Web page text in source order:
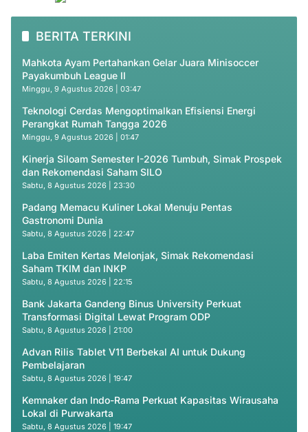
BERITA TERKINI
Mahkota Ayam Pertahankan Gelar Juara Minisoccer
Payakumbuh League II
Minggu, 9 Agustus 2026 | 03:47
Teknologi Cerdas Mengoptimalkan Efisiensi Energi
Perangkat Rumah Tangga 2026
Minggu, 9 Agustus 2026 | 01:47
Kinerja Siloam Semester I-2026 Tumbuh, Simak Prospek
dan Rekomendasi Saham SILO
Sabtu, 8 Agustus 2026 | 23:30
Padang Memacu Kuliner Lokal Menuju Pentas
Gastronomi Dunia
Sabtu, 8 Agustus 2026 | 22:47
Laba Emiten Kertas Melonjak, Simak Rekomendasi
Saham TKIM dan INKP
Sabtu, 8 Agustus 2026 | 22:15
Bank Jakarta Gandeng Binus University Perkuat
Transformasi Digital Lewat Program ODP
Sabtu, 8 Agustus 2026 | 21:00
Advan Rilis Tablet V11 Berbekal AI untuk Dukung
Pembelajaran
Sabtu, 8 Agustus 2026 | 19:47
Kemnaker dan Indo-Rama Perkuat Kapasitas Wirausaha
Lokal di Purwakarta
Sabtu, 8 Agustus 2026 | 19:47